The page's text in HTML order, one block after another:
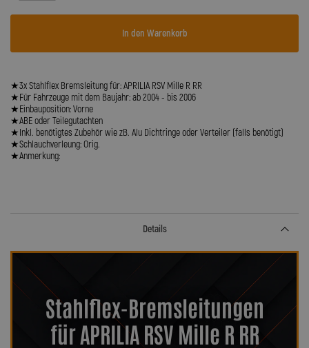
In den Warenkorb
★3x Stahlflex Bremsleitung für: APRILIA RSV Mille R RR
★Für Fahrzeuge mit dem Baujahr: ab 2004 - bis 2006
★Einbauposition: Vorne
★ABE oder Teilegutachten
★Inkl. benötigtes Zubehör wie zB. Alu Dichtringe oder Verteiler (falls benötigt)
★Schlauchverleung: Orig.
★Anmerkung:
Details
Stahlflex-Bremsleitungen
für APRILIA RSV Mille R RR